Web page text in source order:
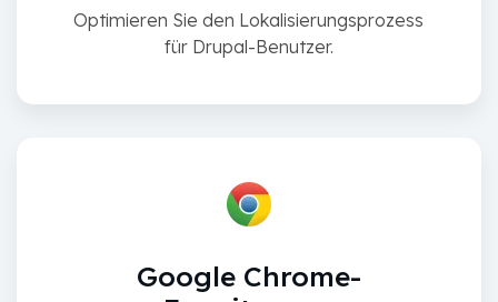
Optimieren Sie den Lokalisierungsprozess
für Drupal-Benutzer.
Google Chrome-